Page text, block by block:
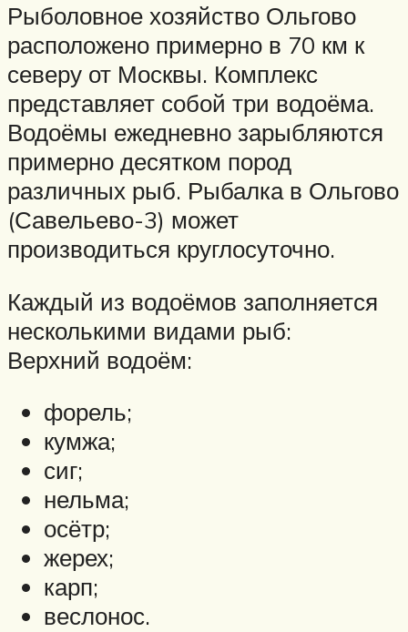
Рыболовное хозяйство Ольгово
расположено примерно в 70 км к
северу от Москвы. Комплекс
представляет собой три водоёма.
Водоёмы ежедневно зарыбляются
примерно десятком пород
различных рыб. Рыбалка в Ольгово
(Савельево-3) может
производиться круглосуточно.
Каждый из водоёмов заполняется
несколькими видами рыб:
Верхний водоём:
форель;
кумжа;
сиг;
нельма;
осётр;
жерех;
карп;
веслонос.